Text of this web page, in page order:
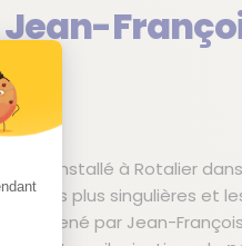
, installé à Rotalier
les plus singulières et
Mené par Jean-